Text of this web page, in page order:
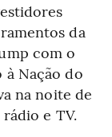
da
com o
Nação do
na noite de
e TV.